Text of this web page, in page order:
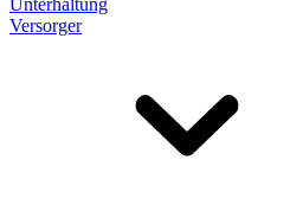
Unterhaltung
Versorger